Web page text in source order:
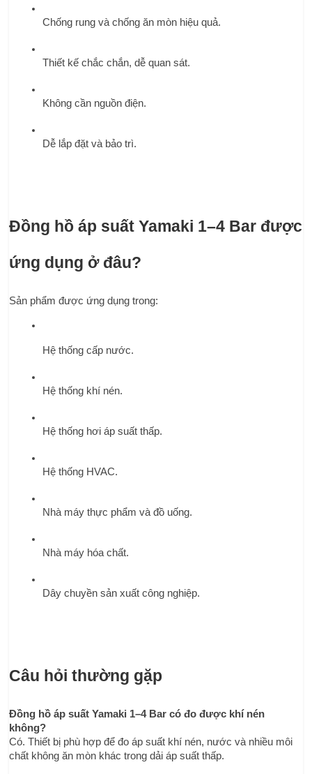
Chống rung và chống ăn mòn hiệu quả.
Thiết kế chắc chắn, dễ quan sát.
Không cần nguồn điện.
Dễ lắp đặt và bảo trì.
Đồng hồ áp suất Yamaki 1–4 Bar được
ứng dụng ở đâu?
Sản phẩm được ứng dụng trong:
Hệ thống cấp nước.
Hệ thống khí nén.
Hệ thống hơi áp suất thấp.
Hệ thống HVAC.
Nhà máy thực phẩm và đồ uống.
Nhà máy hóa chất.
Dây chuyền sản xuất công nghiệp.
Câu hỏi thường gặp
Đồng hồ áp suất Yamaki 1–4 Bar có đo được khí nén
không?
Có. Thiết bị phù hợp để đo áp suất khí nén, nước và nhiều môi
chất không ăn mòn khác trong dải áp suất thấp.